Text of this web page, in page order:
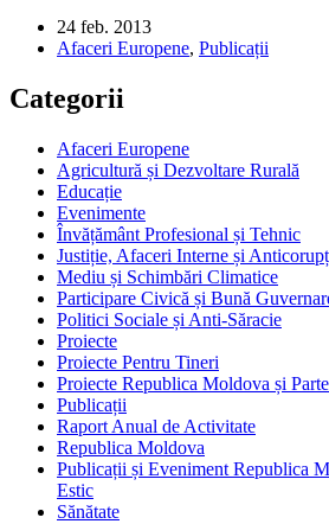
24 feb. 2013
Afaceri Europene, Publicații
Categorii
Afaceri Europene
Agricultură și Dezvoltare Rurală
Educație
Evenimente
Învățământ Profesional și Tehnic
Justiție, Afaceri Interne și
Mediu și Schimbări Climatice
Participare Civică și Bună
Politici Sociale și Anti-Săracie
Proiecte
Proiecte Pentru Tineri
Proiecte Republica Moldova și
Publicații
Raport Anual de Activitate
Republica Moldova
Publicații și Eveniment Republica
Estic
Sănătate